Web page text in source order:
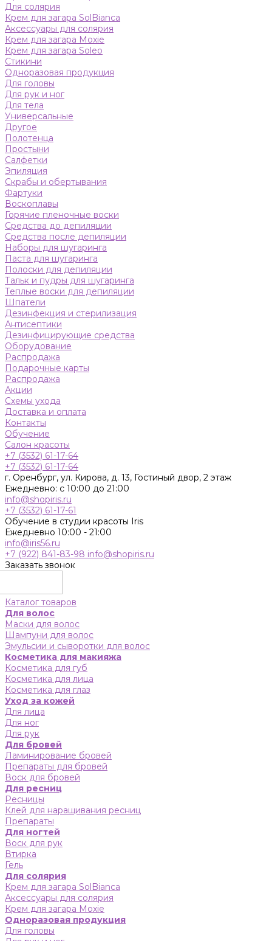
Для солярия
Крем для загара SolBianca
Аксессуары для солярия
Крем для загара Moxie
Крем для загара Soleo
Стикини
Одноразовая продукция
Для головы
Для рук и ног
Для тела
Универсальные
Другое
Полотенца
Простыни
Салфетки
Эпиляция
Скрабы и обертывания
Фартуки
Воскоплавы
Горячие пленочные воски
Средства до депиляции
Средства после депиляции
Наборы для шугаринга
Паста для шугаринга
Полоски для депиляции
Тальк и пудры для шугаринга
Теплые воски для депиляции
Шпатели
Дезинфекция и стерилизация
Антисептики
Дезинфицирующие средства
Оборудование
Распродажа
Подарочные карты
Распродажа
Акции
Схемы ухода
Доставка и оплата
Контакты
Обучение
Салон красоты
+7 (3532) 61-17-64
+7 (3532) 61-17-64
г. Оренбург, ул. Кирова, д. 13, Гостиный двор, 2 этаж
Ежедневно: с 10:00 до 21:00
info@shopiris.ru
+7 (3532) 61-17-61
Обучение в студии красоты Iris
Ежедневно 10:00 - 21:00
info@iris56.ru
+7 (922) 841-83-98 info@shopiris.ru
Заказать звонок
Каталог товаров
Для волос
Маски для волос
Шампуни для волос
Эмульсии и сыворотки для волос
Косметика для макияжа
Косметика для губ
Косметика для лица
Косметика для глаз
Уход за кожей
Для лица
Для ног
Для рук
Для бровей
Ламинирование бровей
Препараты для бровей
Воск для бровей
Для ресниц
Ресницы
Клей для наращивания ресниц
Препараты
Для ногтей
Воск для рук
Втирка
Гель
Для солярия
Крем для загара SolBianca
Аксессуары для солярия
Крем для загара Moxie
Одноразовая продукция
Для головы